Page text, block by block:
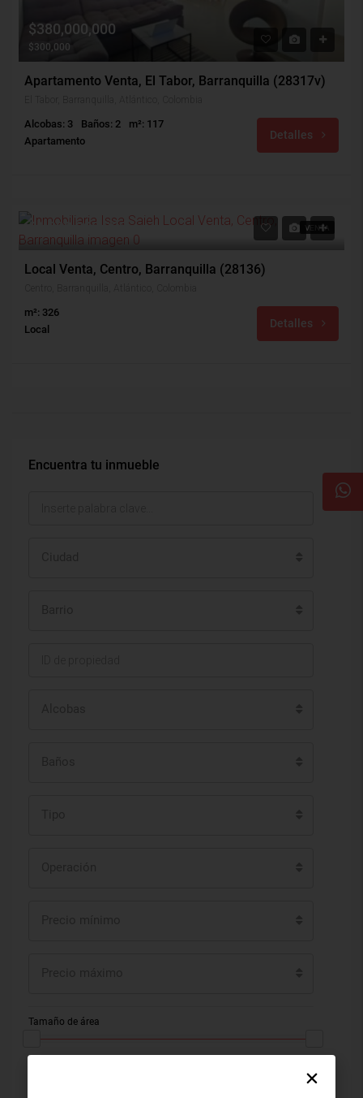
$380,000,000
$300,000
Apartamento Venta, El Tabor, Barranquilla (28317v)
Alcobas: 3 Baños: 2
m²: 117
Apartamento
Detalles
VENTA
$1,000,000,000
Local Venta, Centro, Barranquilla (28136)
m²: 326
Local
Detalles
Encuentra tu inmueble
Tamaño de área